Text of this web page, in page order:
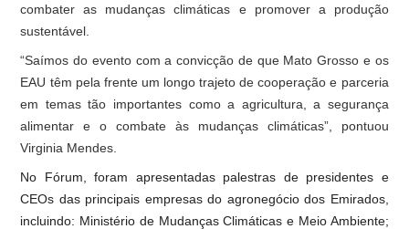
combater as mudanças climáticas e promover a produção
sustentável.
“Saímos do evento com a convicção de que Mato Grosso e os
EAU têm pela frente um longo trajeto de cooperação e parceria
em temas tão importantes como a agricultura, a segurança
alimentar e o combate às mudanças climáticas”, pontuou
Virginia Mendes.
No Fórum, foram apresentadas palestras de presidentes e
CEOs das principais empresas do agronegócio dos Emirados,
incluindo: Ministério de Mudanças Climáticas e Meio Ambiente;